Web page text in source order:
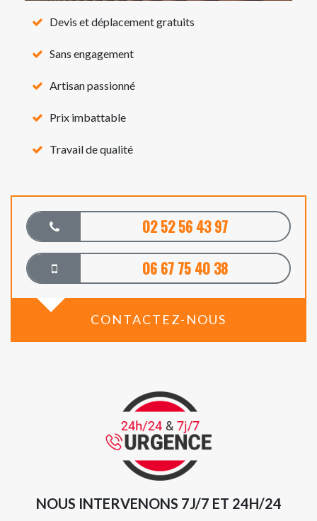
Devis et déplacement gratuits
Sans engagement
Artisan passionné
Prix imbattable
Travail de qualité
02 52 56 43 97
06 67 75 40 38
CONTACTEZ-NOUS
NOUS INTERVENONS 7J/7 ET 24H/24